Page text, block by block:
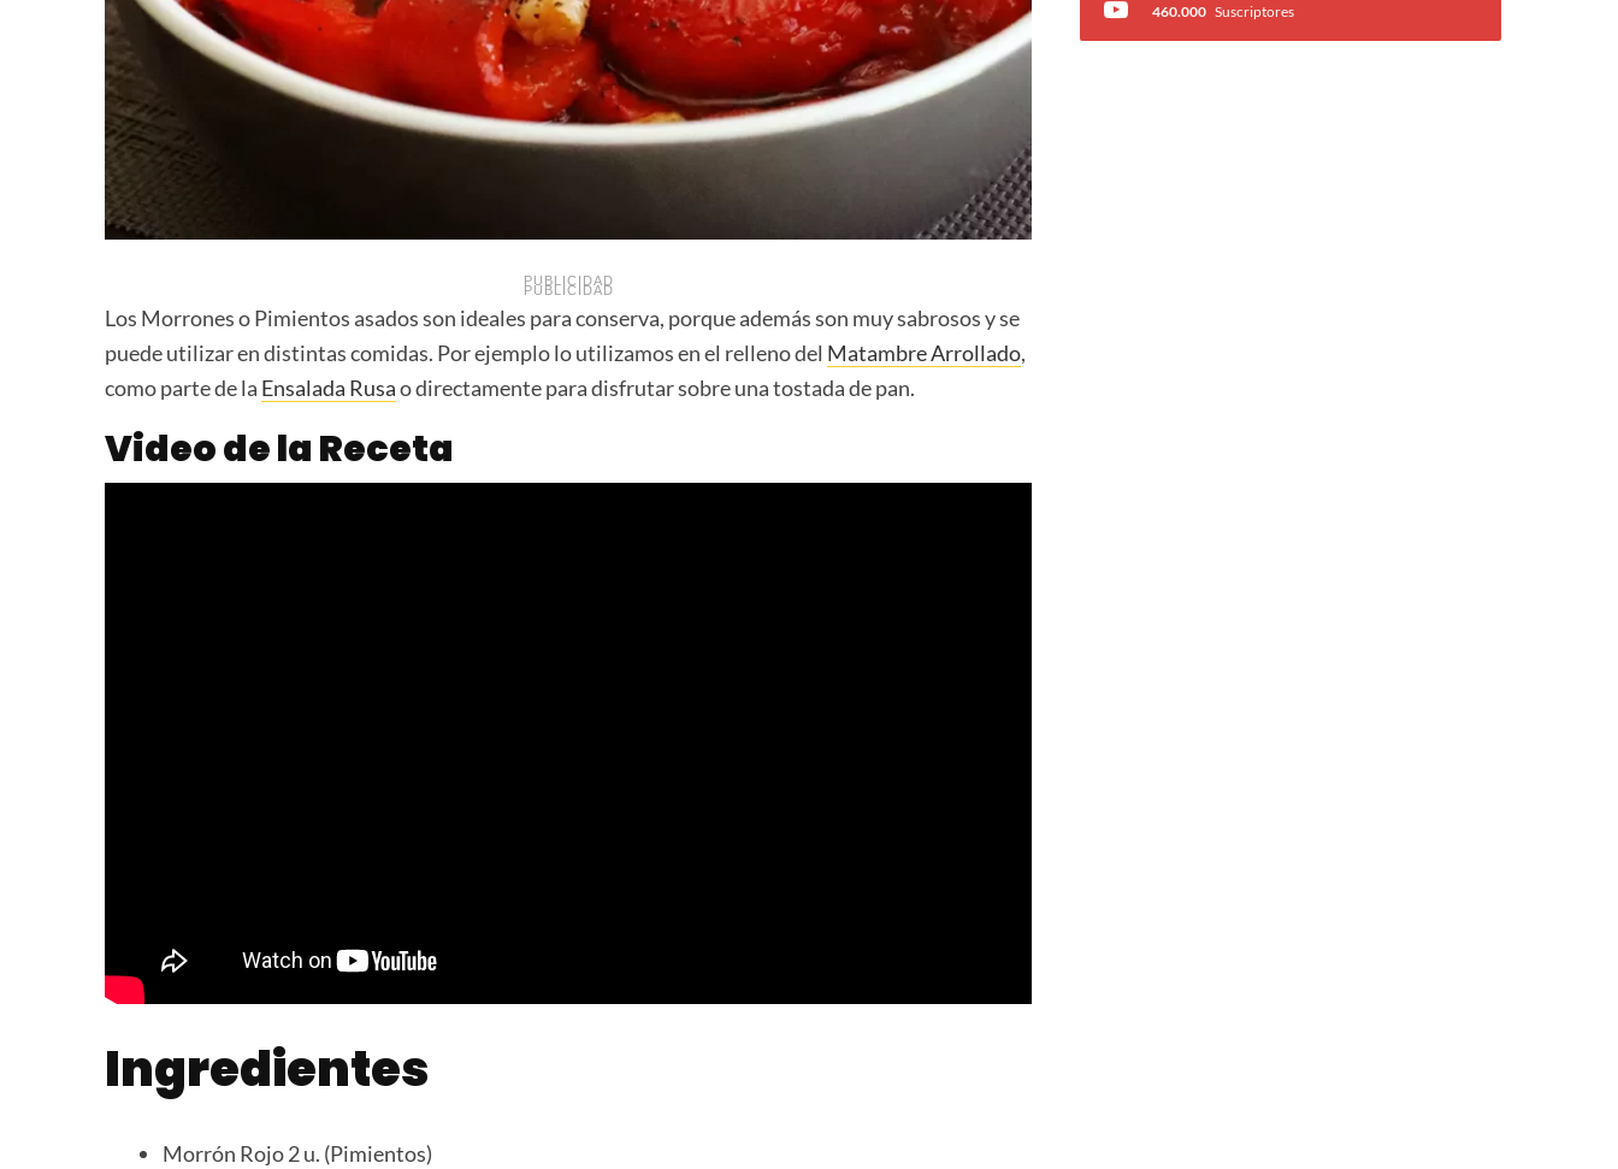
PUBLICIDAD
PUBLICIDAD
Los Morrones o Pimientos asados son ideales para conserva, porque además son muy sabrosos y se
puede utilizar en distintas comidas. Por ejemplo lo utilizamos en el relleno del Matambre Arrollado,
como parte de la Ensalada Rusao directamente para disfrutar sobre una tostada de pan.
Video de la Receta
Ingredientes
Morrón Rojo 2 u. (Pimientos)
460.000 Suscriptores